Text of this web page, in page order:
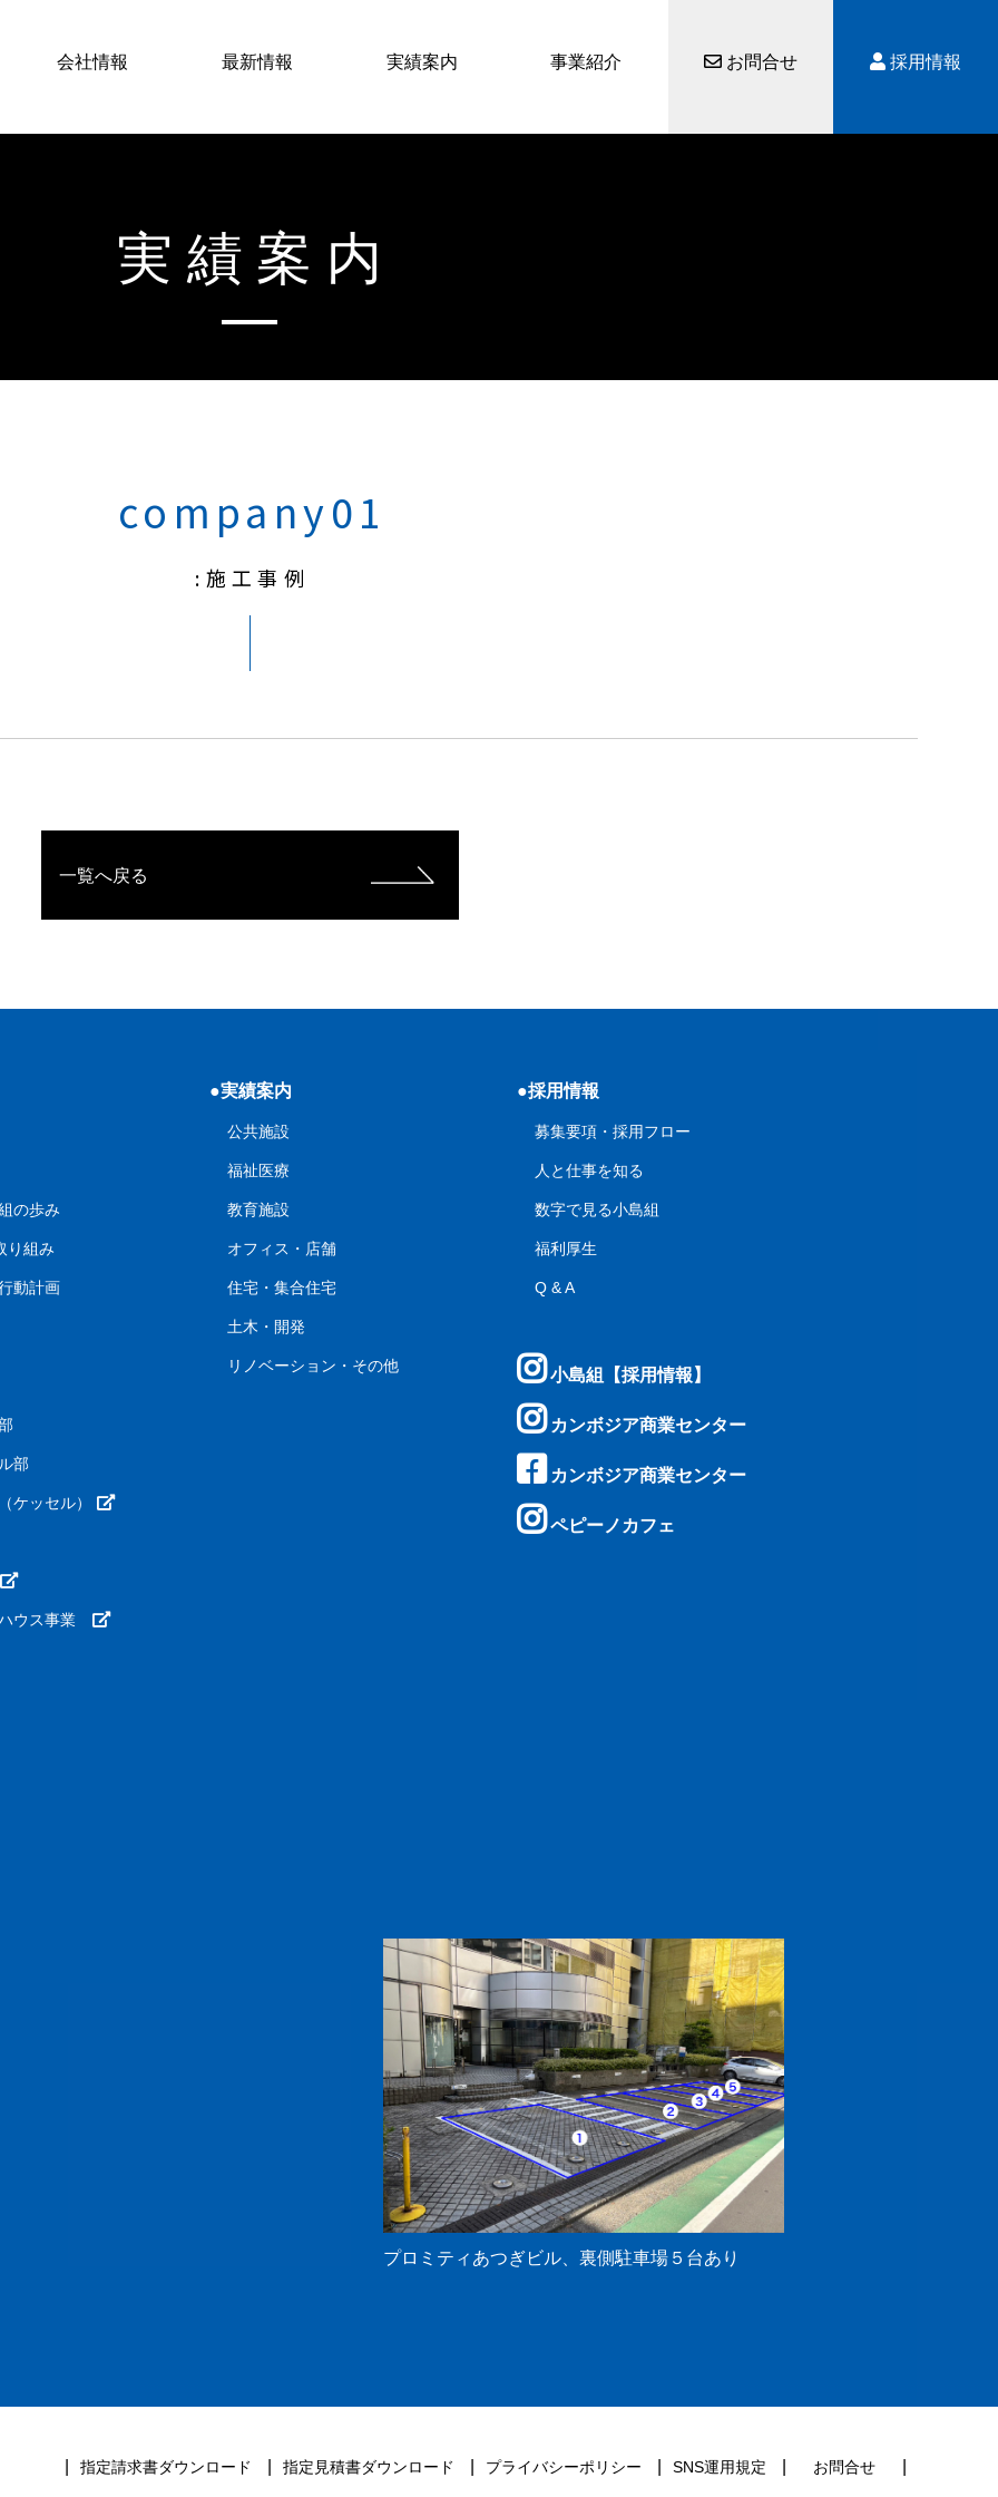
会社情報 最新情報 実績案内 事業紹介 お問合せ 採用情報
実績案内
company01
:施工事例
一覧へ戻る
の歩み
り組み
動計画
部
ケッセル）
ウス事業
●実績案内
公共施設
福祉医療
教育施設
オフィス・店舗
住宅・集合住宅
土木・開発
リノベーション・その他
●採用情報
募集要項・採用フロー
人と仕事を知る
数字で見る小島組
福利厚生
Q & A
小島組【採用情報】
カンボジア商業センター
カンボジア商業センター
ペピーノカフェ
プロミティあつぎビル、裏側駐車場５台あり
指定請求書ダウンロード 指定見積書ダウンロード プライバシーポリシー SNS運用規定 お問合せ